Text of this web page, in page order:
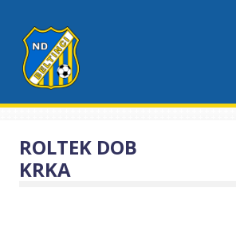
ROLTEK DOB
KRKA